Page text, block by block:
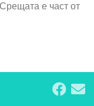
е част от